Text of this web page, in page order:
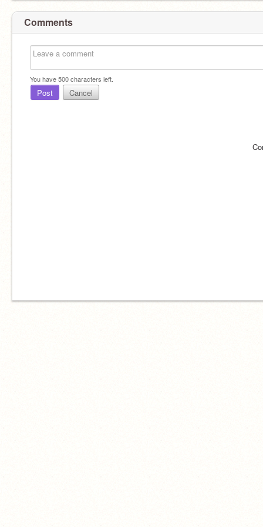
Comments
You have500characters left.
Post Cancel